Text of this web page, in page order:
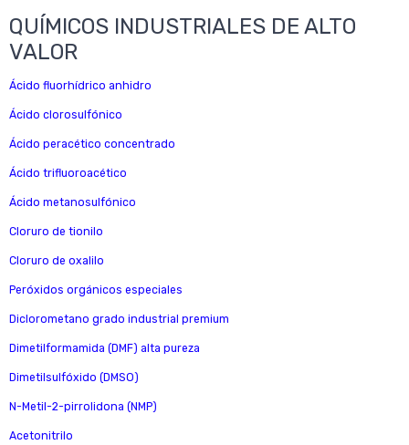
QUÍMICOS INDUSTRIALES DE ALTO
VALOR
Ácido fluorhídrico anhidro
Ácido clorosulfónico
Ácido peracético concentrado
Ácido trifluoroacético
Ácido metanosulfónico
Cloruro de tionilo
Cloruro de oxalilo
Peróxidos orgánicos especiales
Diclorometano grado industrial premium
Dimetilformamida (DMF) alta pureza
Dimetilsulfóxido (DMSO)
N-Metil-2-pirrolidona (NMP)
Acetonitrilo